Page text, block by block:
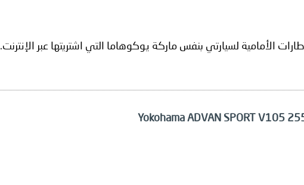
الأمامية لسيارتي بنفس ماركة يوكوهاما التي اشتريتها عبر الإنترنت.